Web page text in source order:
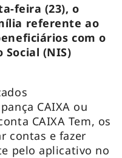
feira (23), o
referente ao
com o
(NIS)
CAIXA ou
CAIXA Tem, os
contas e fazer
pelo aplicativo no